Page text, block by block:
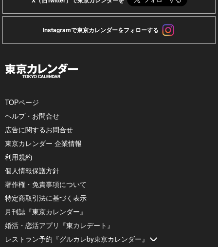
Instagramで東京カレンダーをフォローする
TOPページ
ヘルプ・お問合せ
広告に関するお問合せ
東京カレンダー 企業情報
利用規約
個人情報保護方針
著作権・免責事項について
特定商取引法に基づく表示
月刊誌『東京カレンダー』
婚活・恋活アプリ『東カレデート』
レストラン予約『グルカレby東京カレンダー』